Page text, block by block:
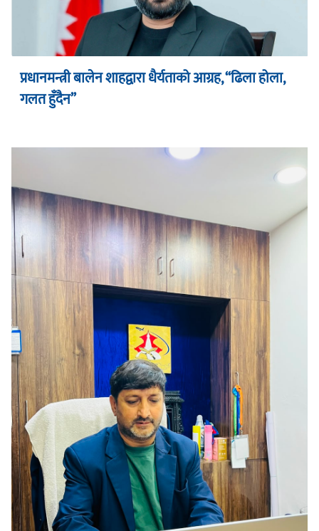
प्रधानमन्त्री बालेन शाहद्वारा धैर्यताको आग्रह, “ढिला होला,
गलत हुँदैन”